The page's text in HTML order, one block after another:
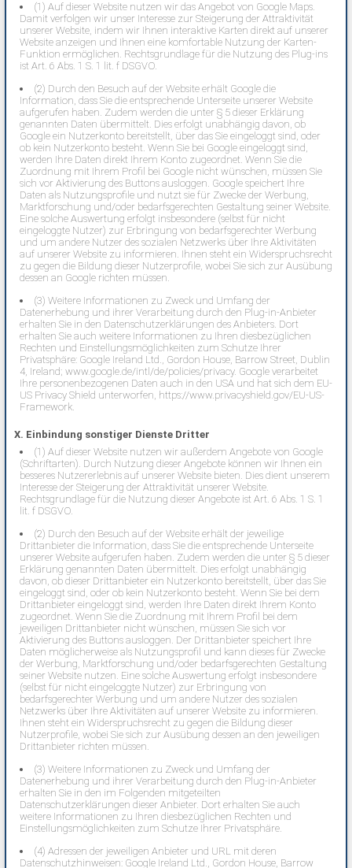
(1) Auf dieser Website nutzen wir das Angebot von Google Maps.
Damit verfolgen wir unser Interesse zur Steigerung der Attraktivität
unserer Website, indem wir Ihnen interaktive Karten direkt auf unserer
Website anzeigen und Ihnen eine komfortable Nutzung der Karten-
Funktion ermöglichen. Rechtsgrundlage für die Nutzung des Plug-ins
ist Art. 6 Abs. 1 S. 1 lit. f DSGVO.
(2) Durch den Besuch auf der Website erhält Google die
Information, dass Sie die entsprechende Unterseite unserer Website
aufgerufen haben. Zudem werden die unter § 5 dieser Erklärung
genannten Daten übermittelt. Dies erfolgt unabhängig davon, ob
Google ein Nutzerkonto bereitstellt, über das Sie eingeloggt sind, oder
ob kein Nutzerkonto besteht. Wenn Sie bei Google eingeloggt sind,
werden Ihre Daten direkt Ihrem Konto zugeordnet. Wenn Sie die
Zuordnung mit Ihrem Profil bei Google nicht wünschen, müssen Sie
sich vor Aktivierung des Buttons ausloggen. Google speichert Ihre
Daten als Nutzungsprofile und nutzt sie für Zwecke der Werbung,
Marktforschung und/oder bedarfsgerechten Gestaltung seiner Website.
Eine solche Auswertung erfolgt insbesondere (selbst für nicht
eingeloggte Nutzer) zur Erbringung von bedarfsgerechter Werbung
und um andere Nutzer des sozialen Netzwerks über Ihre Aktivitäten
auf unserer Website zu informieren. Ihnen steht ein Widerspruchsrecht
zu gegen die Bildung dieser Nutzerprofile, wobei Sie sich zur Ausübung
dessen an Google richten müssen.
(3) Weitere Informationen zu Zweck und Umfang der
Datenerhebung und ihrer Verarbeitung durch den Plug-in-Anbieter
erhalten Sie in den Datenschutzerklärungen des Anbieters. Dort
erhalten Sie auch weitere Informationen zu Ihren diesbezüglichen
Rechten und Einstellungsmöglichkeiten zum Schutze Ihrer
Privatsphäre: Google Ireland Ltd., Gordon House, Barrow Street, Dublin
4, Ireland; www.google.de/intl/de/policies/privacy. Google verarbeitet
Ihre personenbezogenen Daten auch in den USA und hat sich dem EU-
US Privacy Shield unterworfen, https://www.privacyshield.gov/EU-US-
Framework.
X. Einbindung sonstiger Dienste Dritter
(1) Auf dieser Website nutzen wir außerdem Angebote von Google
(Schriftarten). Durch Nutzung dieser Angebote können wir Ihnen ein
besseres Nutzererlebnis auf unserer Website bieten. Dies dient unserem
Interesse der Steigerung der Attraktivität unserer Website.
Rechtsgrundlage für die Nutzung dieser Angebote ist Art. 6 Abs. 1 S. 1
lit. f DSGVO.
(2) Durch den Besuch auf der Website erhält der jeweilige
Drittanbieter die Information, dass Sie die entsprechende Unterseite
unserer Website aufgerufen haben. Zudem werden die unter § 5 dieser
Erklärung genannten Daten übermittelt. Dies erfolgt unabhängig
davon, ob dieser Drittanbieter ein Nutzerkonto bereitstellt, über das Sie
eingeloggt sind, oder ob kein Nutzerkonto besteht. Wenn Sie bei dem
Drittanbieter eingeloggt sind, werden Ihre Daten direkt Ihrem Konto
zugeordnet. Wenn Sie die Zuordnung mit Ihrem Profil bei dem
jeweiligen Drittanbieter nicht wünschen, müssen Sie sich vor
Aktivierung des Buttons ausloggen. Der Drittanbieter speichert Ihre
Daten möglicherweise als Nutzungsprofil und kann dieses für Zwecke
der Werbung, Marktforschung und/oder bedarfsgerechten Gestaltung
seiner Website nutzen. Eine solche Auswertung erfolgt insbesondere
(selbst für nicht eingeloggte Nutzer) zur Erbringung von
bedarfsgerechter Werbung und um andere Nutzer des sozialen
Netzwerks über Ihre Aktivitäten auf unserer Website zu informieren.
Ihnen steht ein Widerspruchsrecht zu gegen die Bildung dieser
Nutzerprofile, wobei Sie sich zur Ausübung dessen an den jeweiligen
Drittanbieter richten müssen.
(3) Weitere Informationen zu Zweck und Umfang der
Datenerhebung und ihrer Verarbeitung durch den Plug-in-Anbieter
erhalten Sie in den im Folgenden mitgeteilten
Datenschutzerklärungen dieser Anbieter. Dort erhalten Sie auch
weitere Informationen zu Ihren diesbezüglichen Rechten und
Einstellungsmöglichkeiten zum Schutze Ihrer Privatsphäre.
(4) Adressen der jeweiligen Anbieter und URL mit deren
Datenschutzhinweisen: Google Ireland Ltd., Gordon House, Barrow